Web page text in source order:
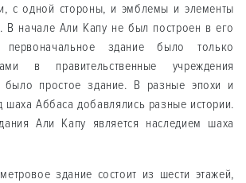
с одной стороны, и эмблемы и элементы
В начале Али Капу не был построен в его
здание было только
в правительственные учреждения
простое здание. В разные эпохи и
Аббаса добавлялись разные истории.
Али Капу является наследием шаха
здание состоит из шести этажей,